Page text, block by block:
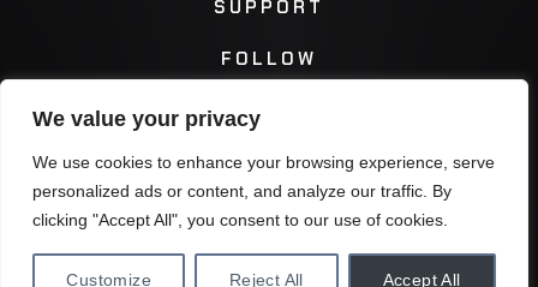
We value your privacy
We use cookies to enhance your browsing experience, serve
personalized ads or content, and analyze our traffic. By
clicking "Accept All", you consent to our use of cookies.
Customize Reject All Accept All
SUPPORT
FOLLOW
Instagram